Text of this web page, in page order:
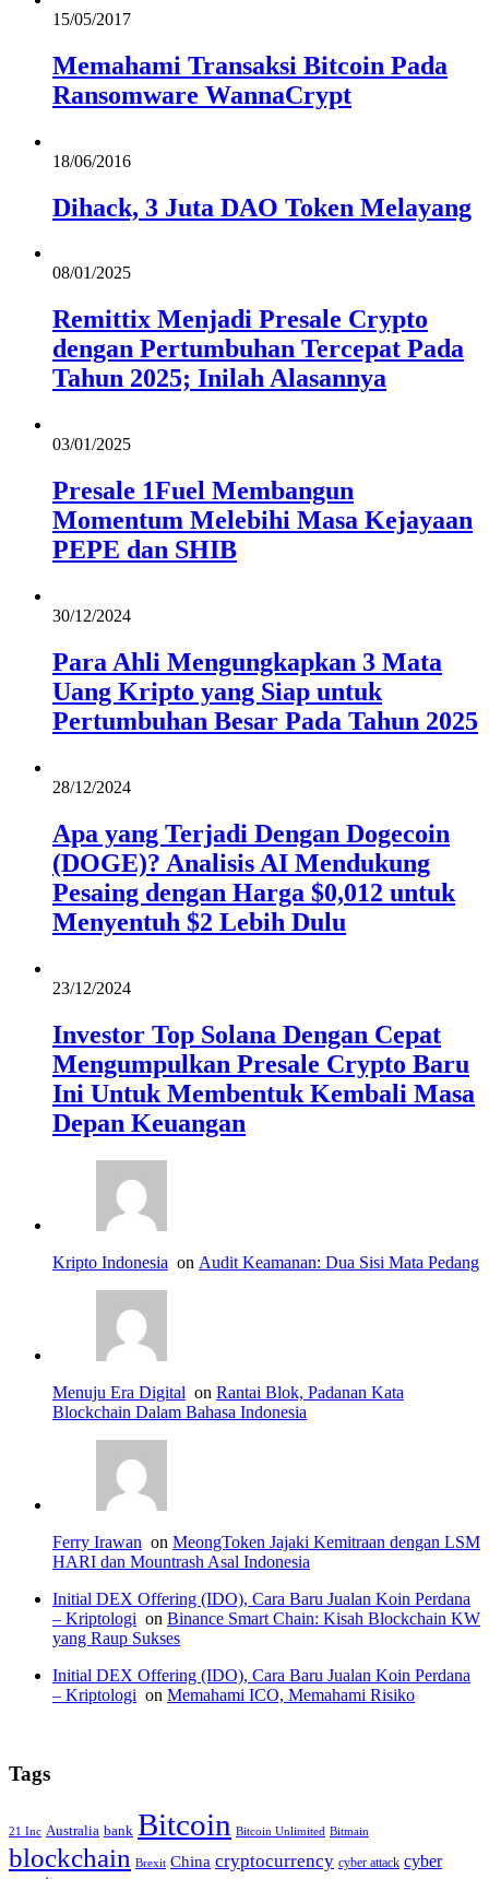
15/05/2017
Memahami Transaksi Bitcoin Pada
Ransomware WannaCrypt
18/06/2016
Dihack, 3 Juta DAO Token Melayang
08/01/2025
Remittix Menjadi Presale Crypto
dengan Pertumbuhan Tercepat Pada
Tahun 2025; Inilah Alasannya
03/01/2025
Presale 1Fuel Membangun
Momentum Melebihi Masa Kejayaan
PEPE dan SHIB
30/12/2024
Para Ahli Mengungkapkan 3 Mata
Uang Kripto yang Siap untuk
Pertumbuhan Besar Pada Tahun 2025
28/12/2024
Apa yang Terjadi Dengan Dogecoin
(DOGE)? Analisis AI Mendukung
Pesaing dengan Harga $0,012 untuk
Menyentuh $2 Lebih Dulu
23/12/2024
Investor Top Solana Dengan Cepat
Mengumpulkan Presale Crypto Baru
Ini Untuk Membentuk Kembali Masa
Depan Keuangan
Kripto Indonesia on Audit Keamanan: Dua Sisi Mata Pedang
Menuju Era Digital on Rantai Blok, Padanan Kata
Blockchain Dalam Bahasa Indonesia
Ferry Irawan on MeongToken Jajaki Kemitraan dengan LSM
HARI dan Mountrash Asal Indonesia
Initial DEX Offering (IDO), Cara Baru Jualan Koin Perdana
– Kriptologi on Binance Smart Chain: Kisah Blockchain KW
yang Raup Sukses
Initial DEX Offering (IDO), Cara Baru Jualan Koin Perdana
– Kriptologi on Memahami ICO, Memahami Risiko
Tags
21 Inc Australia bank Bitcoin Bitcoin Unlimited Bitmain
blockchain Brexit China cryptocurrency cyber attack cyber